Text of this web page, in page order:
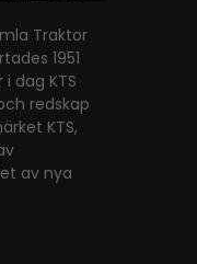
Traktor
1951
dag KTS
redskap
KTS,
av nya